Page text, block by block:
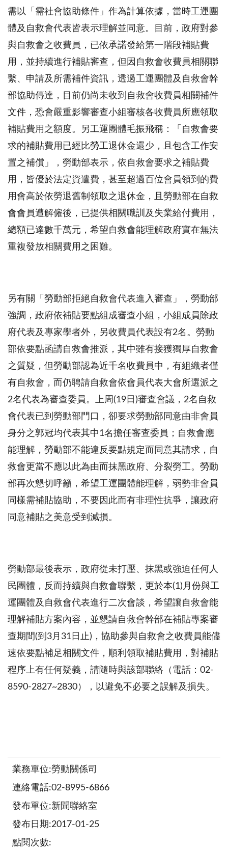
需以「需社會協助條件」作為計算依據，當時工運團
體及自救會代表皆表示理解並同意。目前，政府對參
與自救會之收費員，已依承諾發給第一階段補貼費
用，並持續進行補貼審查，但因自救會收費員相關聯
繫、申請及所需補件資訊，透過工運團體及自救會幹
部協助傳達，目前仍尚未收到自救會收費員相關補件
文件，恐會嚴重影響審查小組審核各收費員所應領取
補貼費用之額度。另工運團體毛振飛稱：「自救會要
求的補貼費用已經比勞工退休金還少，且包含工作安
置之補償」，勞動部表示，依自救會要求之補貼費
用，皆優於法定資遣費，甚至超過百位會員領到的費
用會高於依勞退舊制領取之退休金，且勞動部在自救
會會員遭解僱後，已提供相關職訓及失業給付費用，
總額已達數千萬元，希望自救會能理解政府實在無法
重複發放相關費用之困難。
另有關「勞動部拒絕自救會代表進入審查」，勞動部
強調，政府依補貼要點組成審查小組，小組成員除政
府代表及專家學者外，另收費員代表設有2名。勞動
部依要點函請自救會推派，其中雖有接獲獨厚自救會
之質疑，但勞動部認為近千名收費員中，有組織者僅
有自救會，而仍聘請自救會依會員代表大會所選派之
2名代表為審查委員。上周 (19 日 )審查會議， 2名自救
會代表已到勞動部門口，卻要求勞動部同意由非會員
身分之郭冠均代表其中1名擔任審查委員；自救會應
能理解，勞動部不能違反要點規定而同意其請求，自
救會更當不應以此為由而抹黑政府、分裂勞工。勞動
部再次懇切呼籲，希望工運團體能理解，弱勢非會員
同樣需補貼協助，不要因此而有非理性抗爭，讓政府
同意補貼之美意受到減損。
勞動部最後表示，政府從未打壓、抹黑或強迫任何人
民團體，反而持續與自救會聯繫，更於本(1) 月份與工
運團體及自救會代表進行二次會談，希望讓自救會能
理解補貼方案內容，並懇請自救會幹部在補貼專案審
查期間(到 3月 31 日止) ，協助參與自救會之收費員能儘
速依要點補足相關文件，順利領取補貼費用，對補貼
程序上有任何疑義，請隨時與該部聯絡（電話： 02-
8590-2827~2830），以避免不必要之誤解及損失。
業務單位:勞動關係司
連絡電話:02-8995-6866
發布單位:新聞聯絡室
發布日期:2017-01-25
點閱次數: